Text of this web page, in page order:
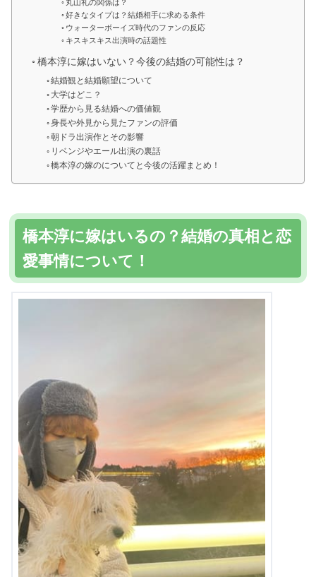
丸山礼の関係は？
好きなタイプは？結婚相手に求める条件
ウォーターボーイズ時代のファンの反応
キスキスキス出演時の話題性
橋本淳に嫁はいない？今後の結婚の可能性は？
結婚観と結婚願望について
大学はどこ？
学歴から見る結婚への価値観
身長や外見から見たファンの評価
朝ドラ出演作とその影響
リベンジやエール出演の裏話
橋本淳の嫁のについてと今後の活躍まとめ！
橋本淳に嫁はいるの？結婚の真相と恋
愛事情について！